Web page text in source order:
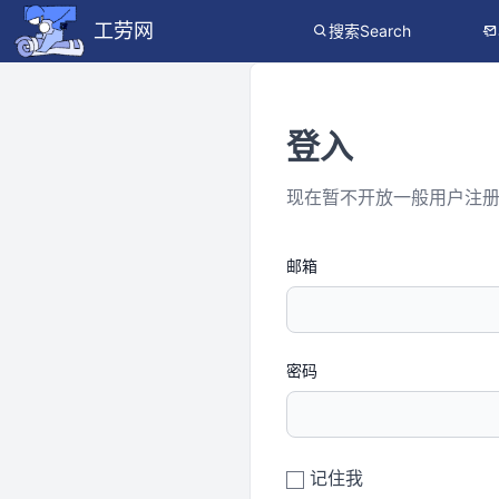
工劳网 搜索Search
登入
现在暂不开放一般用户注册
邮箱
密码
记住我